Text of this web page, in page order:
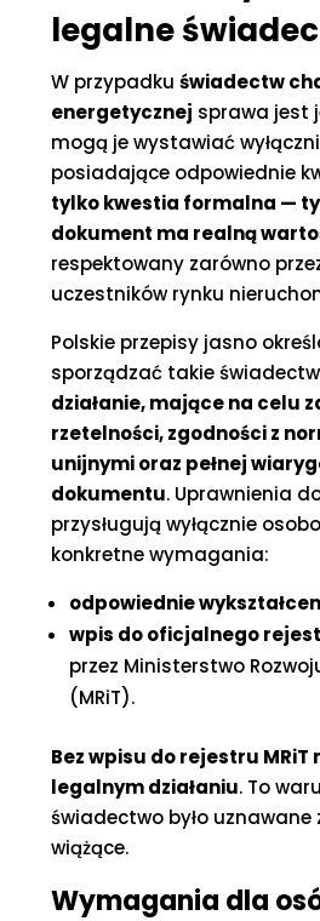
legalne
W przypadkuświadectw
energetycznej sprawa jest
mogą je wystawiać
posiadające odpowiednie
tylko kwestia formalna —
dokument ma realną
respektowany zarówno
uczestników rynku
Polskie przepisy jasno
sporządzać takie
działanie, mające na celu
rzetelności, zgodności z
unijnymi oraz pełnej
dokumentu. Uprawnienia
przysługują wyłącznie
konkretne wymagania:
odpowiednie
wpis do oficjalnego
przez Ministerstwo
(MRiT).
Bez wpisu do rejestru MRiT
legalnym działaniu. To
świadectwo było uznawane
wiążące.
Wymagania dla